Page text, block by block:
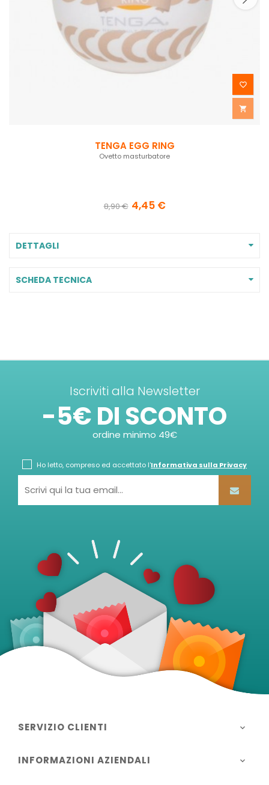


TENGA EGG RING
Ovetto masturbatore
8,90 € 4,45 €
DETTAGLI
SCHEDA TECNICA
Iscriviti alla Newsletter
-5€ DI SCONTO
ordine minimo 49€
Ho letto, compreso ed accettato l'Informativa sulla Privacy
SERVIZIO CLIENTI 
INFORMAZIONI AZIENDALI 